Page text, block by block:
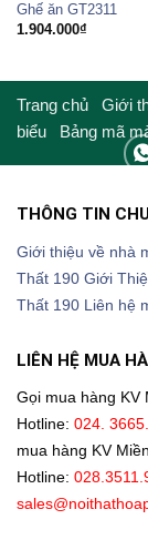
Ghế ăn GT2311
1.904.000₫
Trang chủ Giới
biểu
Bảng mã
THÔNG TIN
Giới thiệu về nhà
Thất 190 Giới
Thất 190
Liên hệ
LIÊN HỆ MUA
Gọi mua hàng KV
Hotline: 024.
mua hàng KV
Hotline: